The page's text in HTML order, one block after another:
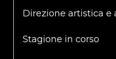
Direzione artistica e
Stagione in corso